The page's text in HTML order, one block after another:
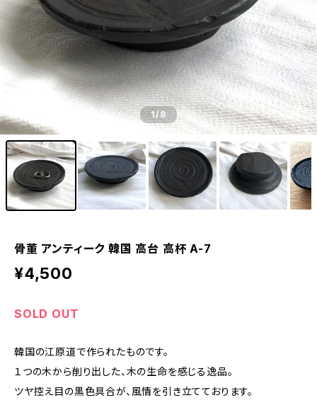
1/8
骨董 アンティーク 韓国 高台 高杯 A-7
¥4,500
SOLD OUT
韓国の江原道で作られたものです。
１つの木から削り出した、木の生命を感じる逸品。
ツヤ控え目の黒色具合が、風情を引き立てております。